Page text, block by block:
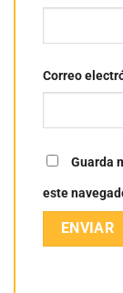
Correo
Guarda
este